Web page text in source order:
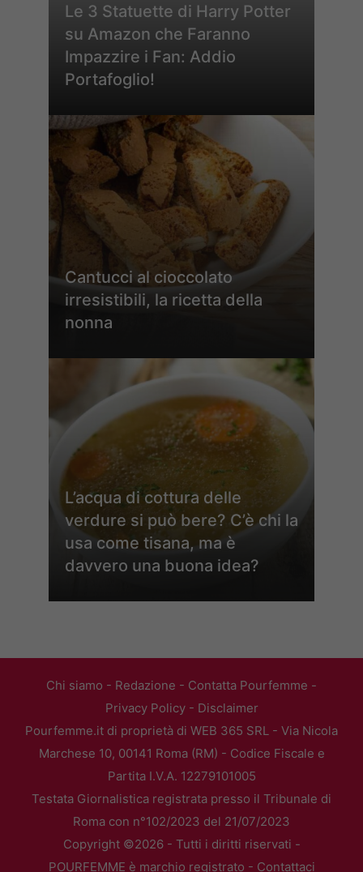
Le 3 Statuette di Harry Potter
su Amazon che Faranno
Impazzire i Fan: Addio
Portafoglio!
Cantucci al cioccolato
irresistibili, la ricetta della
nonna
L’acqua di cottura delle
verdure si può bere? C’è chi la
usa come tisana, ma è
davvero una buona idea?
Chi siamo - Redazione - Contatta Pourfemme -
Privacy Policy- Disclaimer
Pourfemme.it di proprietà di WEB 365 SRL - Via Nicola
Marchese 10, 00141 Roma (RM) - Codice Fiscale e
Partita I.V.A. 12279101005
Testata Giornalistica registrata presso il Tribunale di
Roma con n°102/2023 del 21/07/2023
Copyright ©2026 - Tutti i diritti riservati -
POURFEMME è marchio registrato - Contattaci